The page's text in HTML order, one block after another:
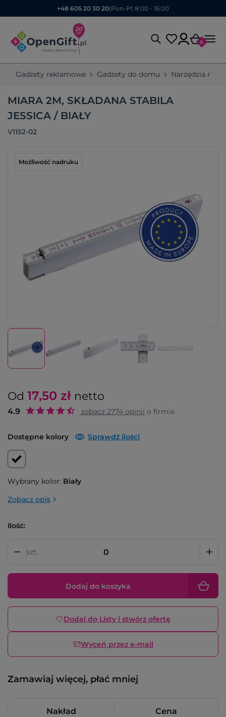
+48 605 20 30 20| Pon-Pt 8:00 - 16:00
0
Gadżety reklamowe Gadżety do domu Narzędzia
MIARA 2M, SKŁADANA STABILA
JESSICA / BIAŁY
V1152-02
Możliwość nadruku
Od 17,50 zł netto
4.9 zobacz 2774 opinii o firmie
Dostępne kolory Sprawdź ilości
Wybrany kolor: Biały
Zobacz opis
Ilość:
szt.
Dodaj do koszyka
Dodaj do Listy i stwórz ofertę
Wyceń przez e-mail
Zamawiaj więcej, płać mniej
Nakład Cena